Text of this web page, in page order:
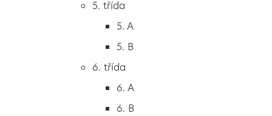
2. B
3. A
5. třída
5. A
5. B
6. třída
6. A
6. B